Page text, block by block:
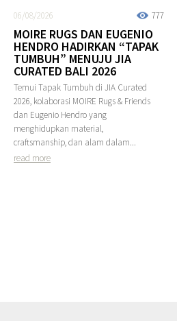
777
06/08/2026
MOIRE RUGS DAN EUGENIO
HENDRO HADIRKAN “TAPAK
TUMBUH” MENUJU JIA
CURATED BALI 2026
Temui Tapak Tumbuh di JIA Curated
2026, kolaborasi MOIRE Rugs & Friends
dan Eugenio Hendro yang
menghidupkan material,
craftsmanship, dan alam dalam...
read more